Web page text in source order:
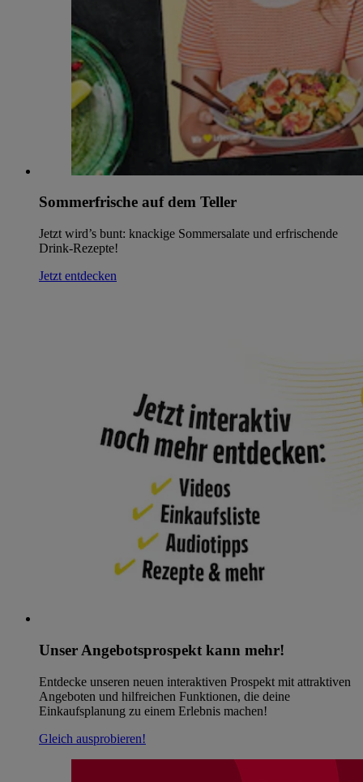
Sommerfrische auf dem Teller
Jetzt wird’s bunt: knackige Sommersalate und erfrischende
Drink-Rezepte!
Jetzt entdecken
Unser Angebotsprospekt kann mehr!
Entdecke unseren neuen interaktiven Prospekt mit attraktiven
Angeboten und hilfreichen Funktionen, die deine
Einkaufsplanung zu einem Erlebnis machen!
Gleich ausprobieren!